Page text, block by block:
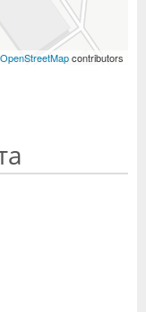
OpenStreetMapcontributors